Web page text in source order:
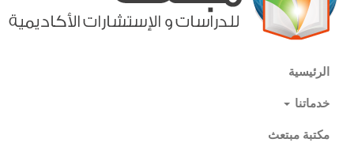
الرئيسية
خدماتنا
مكتبة مبتعث